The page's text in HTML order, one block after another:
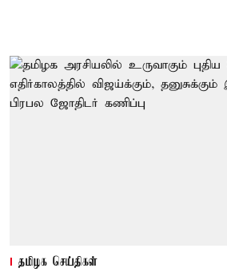
தமிழக செய்திகள்